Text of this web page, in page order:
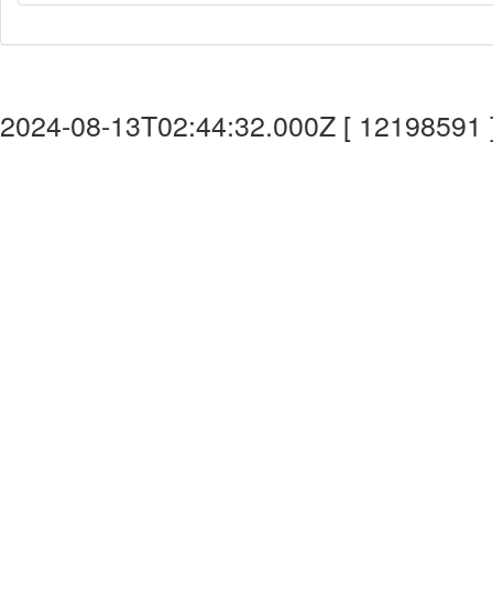
2024-08-13T02:44:32.000Z [ 12198591